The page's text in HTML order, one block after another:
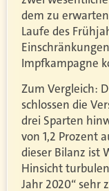
dem zu
Laufe des
Impfkampagne
Zum Vergleich:
schlossen die
drei Sparten
von 1,2 Prozent
dieser Bilanz ist
Hinsicht
Jahr 2020“ sehr